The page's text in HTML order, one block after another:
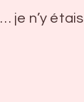
je n’y étais